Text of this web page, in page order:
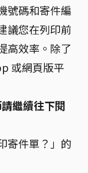
號碼和寄件編
議您在列印前
高效率。除了
或網頁版平
繼續往下閱
寄件單？」的